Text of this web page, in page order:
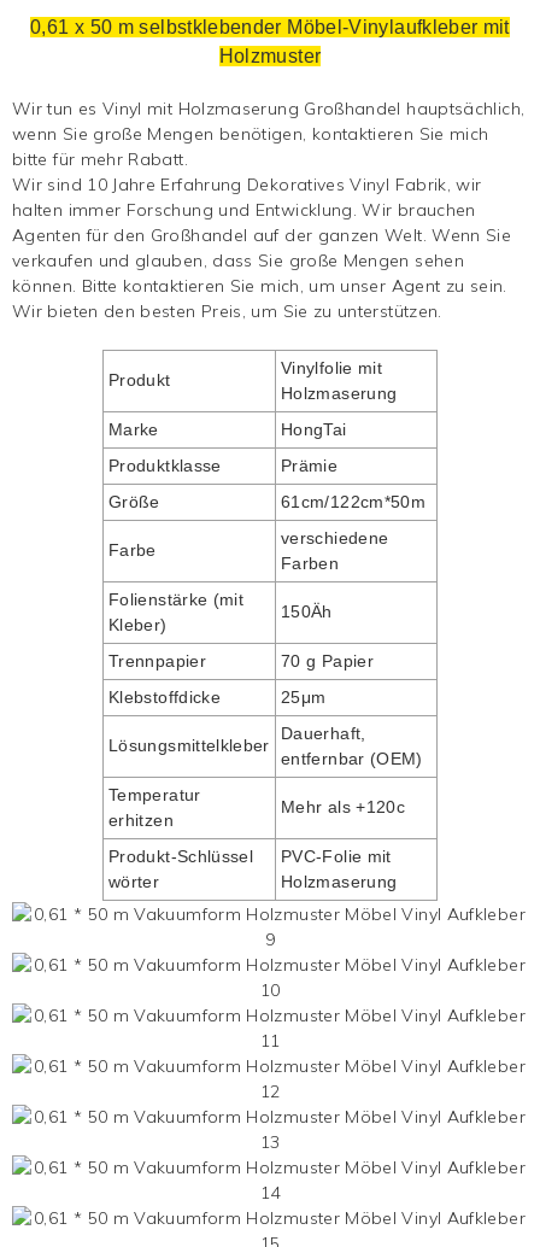
0,61 x 50 m selbstklebender Möbel-Vinylaufkleber mit
Holzmuster
Wir tun es Vinyl mit Holzmaserung Großhandel hauptsächlich,
wenn Sie große Mengen benötigen, kontaktieren Sie mich
bitte für mehr Rabatt.
Wir sind 10 Jahre Erfahrung Dekoratives Vinyl Fabrik, wir
halten immer Forschung und Entwicklung. Wir brauchen
Agenten für den Großhandel auf der ganzen Welt. Wenn Sie
verkaufen und glauben, dass Sie große Mengen sehen
können. Bitte kontaktieren Sie mich, um unser Agent zu sein.
Wir bieten den besten Preis, um Sie zu unterstützen.
Produkt
Vinylfolie mit
Holzmaserung
Marke
HongTai
Produktklasse
Prämie
Größe
61cm/122cm*50m
Farbe
verschiedene
Farben
Folienstärke (mit
Kleber)
150Äh
Trennpapier
70 g Papier
Klebstoffdicke
25μm
Lösungsmittelkleber
Dauerhaft,
entfernbar (OEM)
Temperatur
erhitzen
Mehr als +120c
Produkt-Schlüssel
wörter
PVC-Folie mit
Holzmaserung